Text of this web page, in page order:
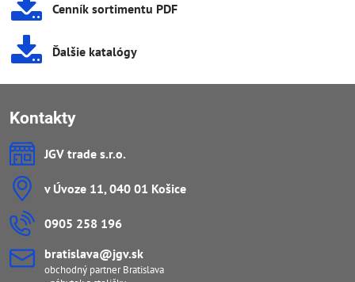
Cenník sortimentu PDF
Ďalšie katalógy
Kontakty
JGV trade s​.r​.o​.
v Úvoze 11, 040 01 Košice
0905 258 196
bratislava​@jgv​.sk
obchodný partner Bratislava